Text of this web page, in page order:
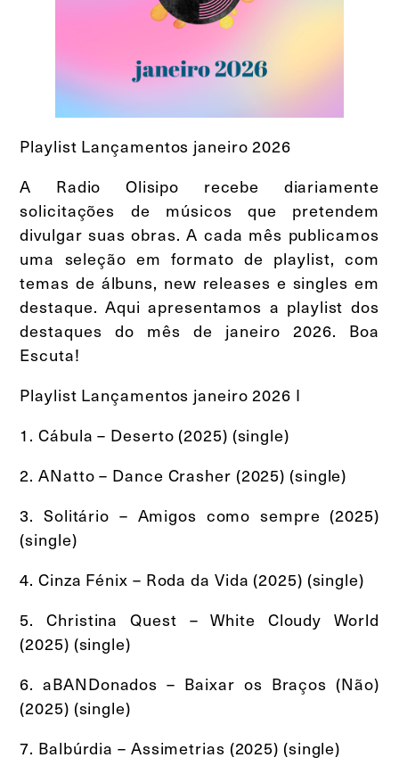
Playlist Lançamentos janeiro 2026
A Radio Olisipo recebe diariamente
solicitações de músicos que pretendem
divulgar suas obras. A cada mês publicamos
uma seleção em formato de playlist, com
temas de álbuns, new releases e singles em
destaque. Aqui apresentamos a playlist dos
destaques do mês de janeiro 2026. Boa
Escuta!
Playlist Lançamentos janeiro 2026 I
1. Cábula – Deserto (2025) (single)
2. ANatto – Dance Crasher (2025) (single)
3. Solitário – Amigos como sempre (2025)
(single)
4. Cinza Fénix – Roda da Vida (2025) (single)
5. Christina Quest – White Cloudy World
(2025) (single)
6. aBANDonados – Baixar os Braços (Não)
(2025) (single)
7. Balbúrdia – Assimetrias (2025) (single)